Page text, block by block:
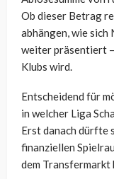
Ob dieser Betrag
abhängen, wie sich
weiter präsentiert
Klubs wird.
Entscheidend für
in welcher Liga
Erst danach dürfte
finanziellen
dem Transfermarkt